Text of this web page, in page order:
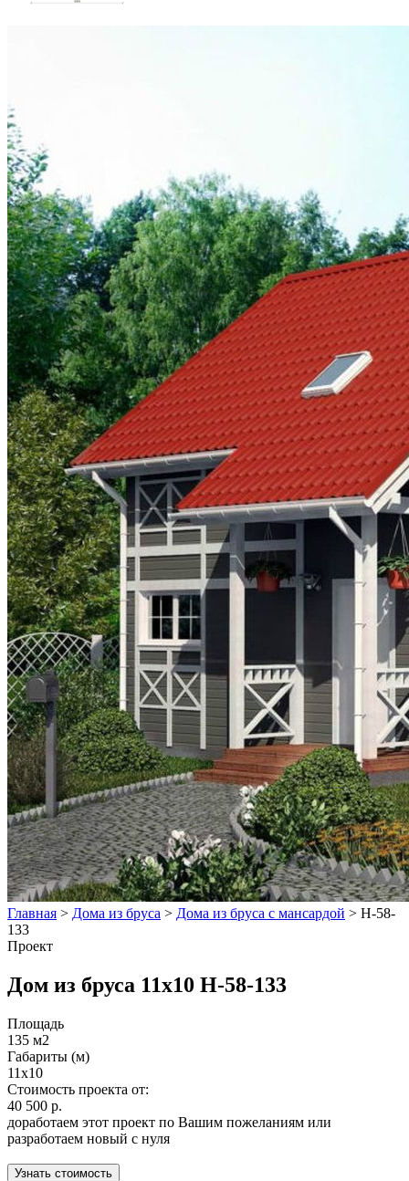
Главная > Дома из бруса > Дома из бруса с мансардой > Н-58-
133
Проект
Дом из бруса 11х10 Н-58-133
Площадь
135 м2
Габариты (м)
11х10
Стоимость проекта от:
40 500 р.
доработаем этот проект по Вашим пожеланиям или
разработаем новый с нуля
Узнать стоимость